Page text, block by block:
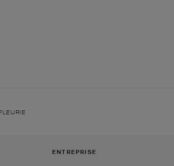
ENTREPRISE